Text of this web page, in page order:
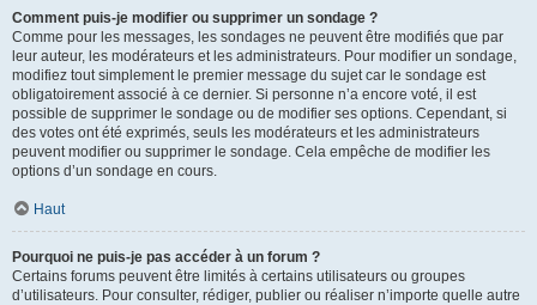
Comment puis-je modifier ou supprimer un sondage ?
Comme pour les messages, les sondages ne peuvent être modifiés que par
leur auteur, les modérateurs et les administrateurs. Pour modifier un sondage,
modifiez tout simplement le premier message du sujet car le sondage est
obligatoirement associé à ce dernier. Si personne n’a encore voté, il est
possible de supprimer le sondage ou de modifier ses options. Cependant, si
des votes ont été exprimés, seuls les modérateurs et les administrateurs
peuvent modifier ou supprimer le sondage. Cela empêche de modifier les
options d’un sondage en cours.
Haut
Pourquoi ne puis-je pas accéder à un forum ?
Certains forums peuvent être limités à certains utilisateurs ou groupes
d’utilisateurs. Pour consulter, rédiger, publier ou réaliser n’importe quelle autre